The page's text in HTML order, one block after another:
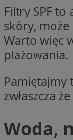
Filtry SPF
skóry,
Warto więc
plażowania.
Pamiętajmy
zwłaszcza
Woda,